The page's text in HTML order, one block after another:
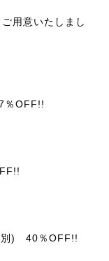
用意いたしまし
％OFF!!
別) 40％OFF!!